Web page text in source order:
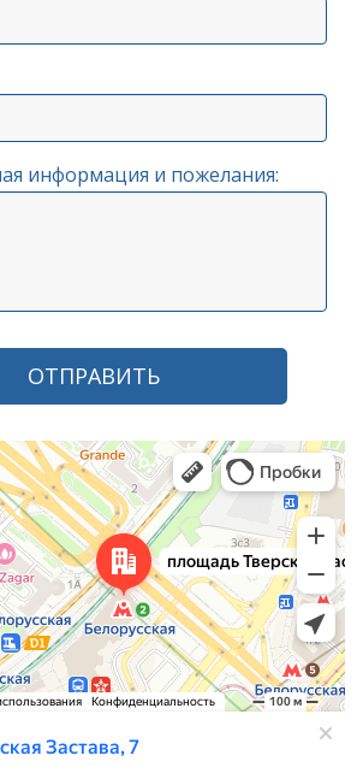
информация и пожелания:
ОТПРАВИТЬ
7 — Яндекс.Карты